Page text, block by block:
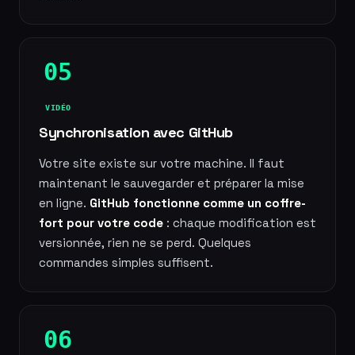
05
VIDÉO
Synchronisation avec GitHub
Votre site existe sur votre machine. Il faut
maintenant le sauvegarder et préparer la mise
en ligne. GitHub fonctionne comme un coffre-
fort pour votre code : chaque modification est
versionnée, rien ne se perd. Quelques
commandes simples suffisent.
06